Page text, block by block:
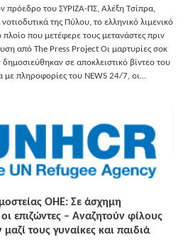
του ΣΥΡΙΖΑ-ΠΣ, Αλέξη Τσίπρα,
της Πύλου, το ελληνικό λιμενικό
που μετέφερε τους μετανάστες πριν
από The Press Project Οι μαρτυρίες σοκ
σε αποκλειστικό βίντεο του
πληροφορίες του NEWS 24/7, οι…
ΟΗΕ: Σε άσχημη
επιζώντες – Αναζητούν φίλους
τους γυναίκες και παιδιά